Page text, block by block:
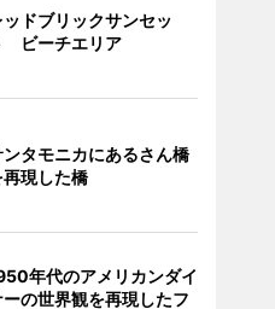
ッドブリックサンセッ
ビーチエリア
ンタモニカにあるさん橋
再現した橋
年代のアメリカンダイ
ーの世界観を再現したフ